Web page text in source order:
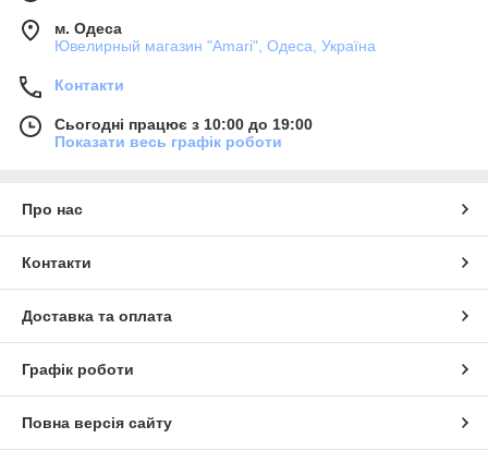
м. Одеса
Ювелирный магазин "Amari", Одеса, Україна
Контакти
Сьогодні працює з 10:00 до 19:00
Показати весь графік роботи
Про нас
Контакти
Доставка та оплата
Графік роботи
Повна версія сайту